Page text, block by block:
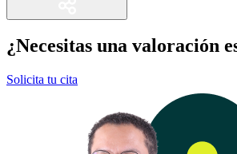
¿Necesitas una valoración
Solicita tu cita